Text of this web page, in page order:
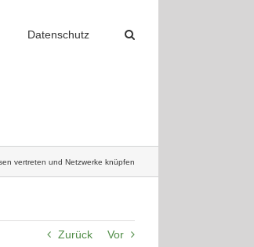
Datenschutz
vertreten und Netzwerke knüpfen
Zurück Vor